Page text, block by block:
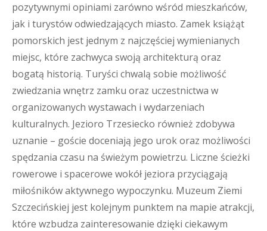
pozytywnymi opiniami zarówno wśród mieszkańców,
jak i turystów odwiedzających miasto. Zamek książąt
pomorskich jest jednym z najczęściej wymienianych
miejsc, które zachwyca swoją architekturą oraz
bogatą historią. Turyści chwalą sobie możliwość
zwiedzania wnętrz zamku oraz uczestnictwa w
organizowanych wystawach i wydarzeniach
kulturalnych. Jezioro Trzesiecko również zdobywa
uznanie – goście doceniają jego urok oraz możliwości
spędzania czasu na świeżym powietrzu. Liczne ścieżki
rowerowe i spacerowe wokół jeziora przyciągają
miłośników aktywnego wypoczynku. Muzeum Ziemi
Szczecińskiej jest kolejnym punktem na mapie atrakcji,
które wzbudza zainteresowanie dzięki ciekawym